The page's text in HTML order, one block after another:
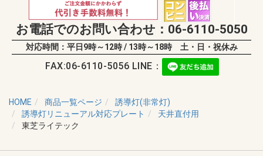
お電話でのお問い合わせ：06-6110-5050
対応時間：平日9時～12時 / 13時～18時 土・日・祝休み
FAX:06-6110-5056 LINE：
HOME 商品一覧ページ
誘導灯(非常灯)
誘導灯リニューアル対応プレート
天井直付用
東芝ライテック